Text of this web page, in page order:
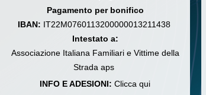
Pagamento per bonifico
IBAN: IT22M0760113200000013211438
Intestato a:
Associazione Italiana Familiari e Vittime della
Strada aps
INFO E ADESIONI: Clicca qui